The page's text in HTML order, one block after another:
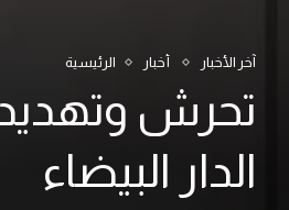
آخر الأخبار أخبار الرئيسية
تحرش
الدار البيضاء